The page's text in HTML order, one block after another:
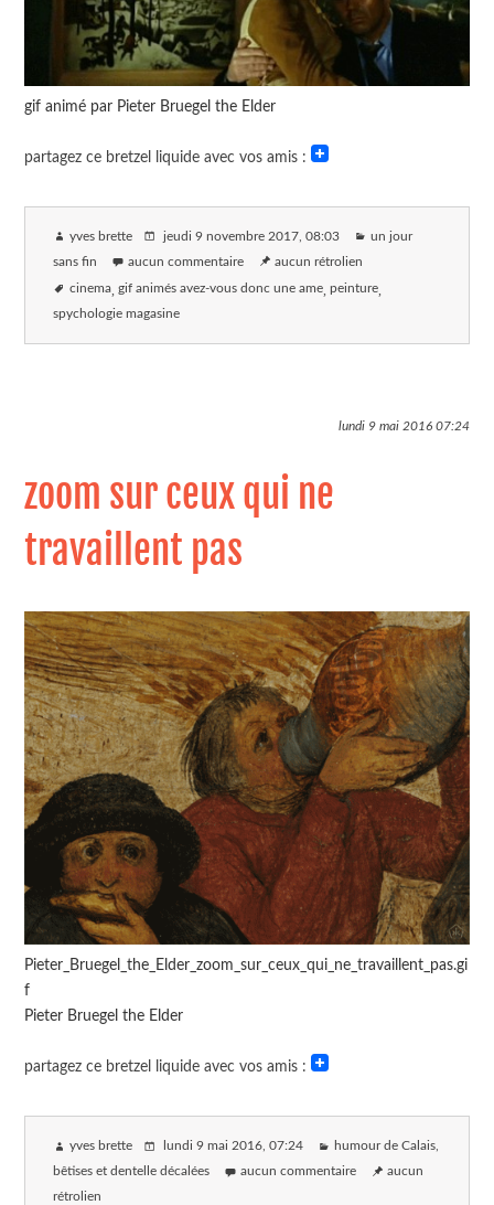
gif animé par Pieter Bruegel the Elder
partagez ce bretzel liquide avec vos amis :
yves brette jeudi 9 novembre 2017 , 08:03 un jour
sans fin aucun commentaire aucun rétrolien
cinema gif animés avez-vous donc une ame peinture
spychologie magasine
lundi 9 mai 201607:24
zoom sur ceux qui ne
travaillent pas
Pieter_Bruegel_the_Elder_zoom_sur_ceux_qui_ne_travaillent_pas.gi
f
Pieter Bruegel the Elder
partagez ce bretzel liquide avec vos amis :
yves brette lundi 9 mai 2016, 07:24 humour de Calais,
bêtises et dentelle décalées aucun commentaire aucun
rétrolien